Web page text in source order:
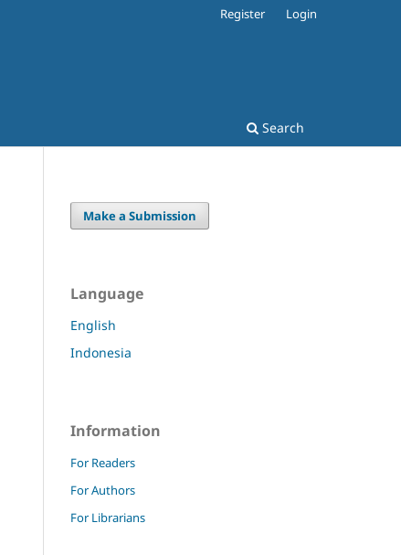
Search
Register Login
Make a Submission
Language
English
Indonesia
Information
For Readers
For Authors
For Librarians